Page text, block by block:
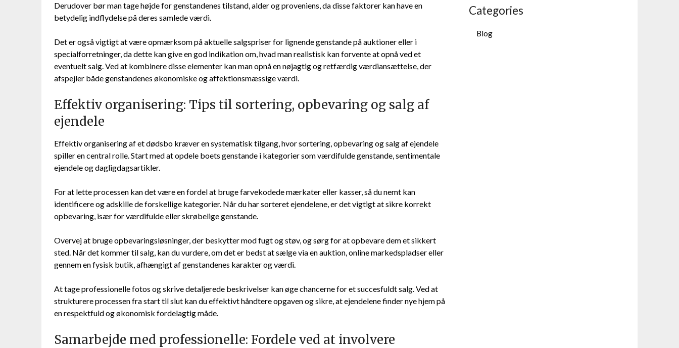
Derudover bør man tage højde for genstandenes tilstand, alder og proveniens, da disse faktorer kan have en
betydelig indflydelse på deres samlede værdi.
Det er også vigtigt at være opmærksom på aktuelle salgspriser for lignende genstande på auktioner eller i
specialforretninger, da dette kan give en god indikation om, hvad man realistisk kan forvente at opnå ved et
eventuelt salg. Ved at kombinere disse elementer kan man opnå en nøjagtig og retfærdig værdiansættelse, der
afspejler både genstandenes økonomiske og affektionsmæssige værdi.
Effektiv organisering: Tips til sortering, opbevaring og salg af
ejendele
Effektiv organisering af et dødsbo kræver en systematisk tilgang, hvor sortering, opbevaring og salg af ejendele
spiller en central rolle. Start med at opdele boets genstande i kategorier som værdifulde genstande, sentimentale
ejendele og dagligdagsartikler.
For at lette processen kan det være en fordel at bruge farvekodede mærkater eller kasser, så du nemt kan
identificere og adskille de forskellige kategorier. Når du har sorteret ejendelene, er det vigtigt at sikre korrekt
opbevaring, især for værdifulde eller skrøbelige genstande.
Overvej at bruge opbevaringsløsninger, der beskytter mod fugt og støv, og sørg for at opbevare dem et sikkert
sted. Når det kommer til salg, kan du vurdere, om det er bedst at sælge via en auktion, online markedspladser eller
gennem en fysisk butik, afhængigt af genstandenes karakter og værdi.
At tage professionelle fotos og skrive detaljerede beskrivelser kan øge chancerne for et succesfuldt salg. Ved at
strukturere processen fra start til slut kan du effektivt håndtere opgaven og sikre, at ejendelene finder nye hjem på
en respektfuld og økonomisk fordelagtig måde.
Samarbejde med professionelle: Fordele ved at involvere
Categories
Blog